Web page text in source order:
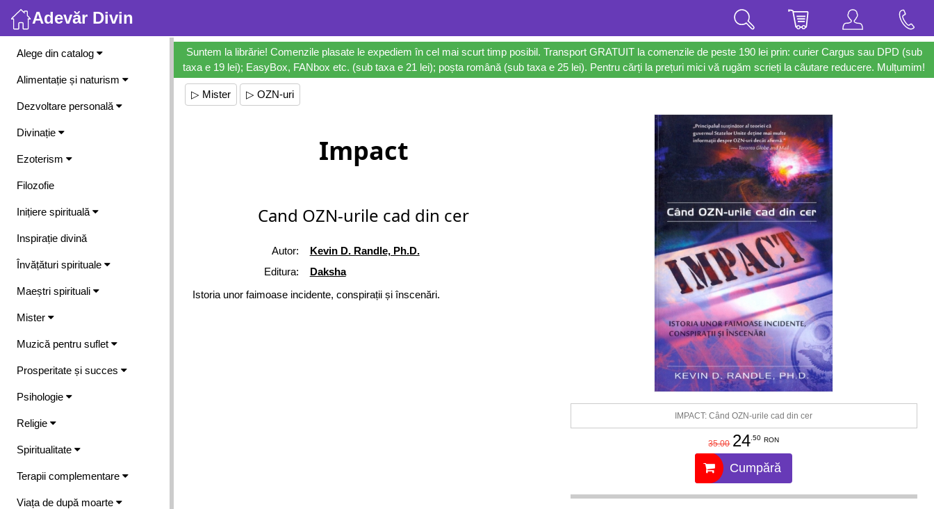
Adevăr Divin
Meniu
Alege din catalog
Alimentație și naturism
Dezvoltare personală
Divinație
Ezoterism
Filozofie
Inițiere spirituală
Inspirație divină
Învățături spirituale
Maeștri spirituali
Mister
Muzică pentru suflet
Prosperitate și succes
Psihologie
Religie
Spiritualitate
Terapii complementare
Viața de după moarte
Suntem la librărie! Comenzile plasate le expediem în cel mai scurt timp posibil. Transport GRATUIT la comenzile de peste 190 lei prin: curier Cargus sau DPD (sub
taxa e 19 lei); EasyBox, FANbox etc. (sub taxa e 21 lei); poșta română (sub taxa e 25 lei). Pentru cărți la prețuri mici vă rugăm scrieți la căutare reducere. Mulțumim!
▷ Mister ▷ OZN-uri
Impact
Cand OZN-urile cad din cer
Autor:
Kevin D. Randle, Ph.D.
Editura:
Daksha
Istoria unor faimoase incidente, conspirații și înscenări.
IMPACT: Când OZN-urile cad din cer
35.00 24 .50 RON
Cumpără